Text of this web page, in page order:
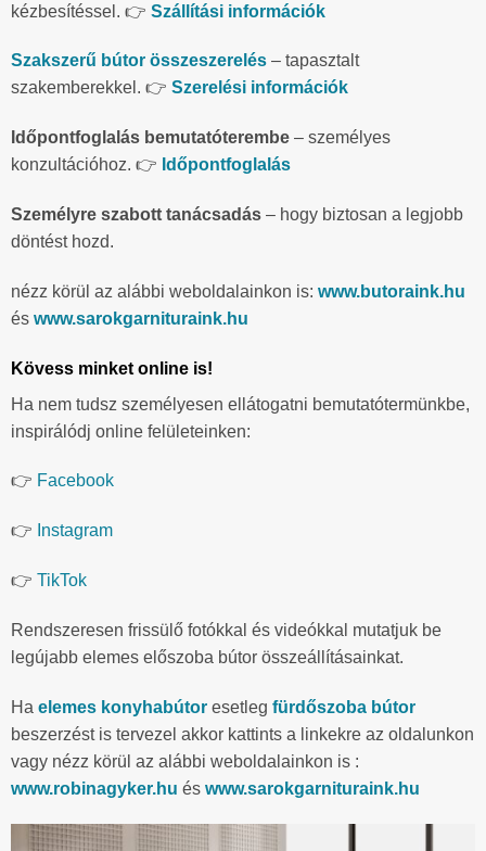
kézbesítéssel. 👉 Szállítási információk
Szakszerű bútor összeszerelés – tapasztalt
szakemberekkel. 👉 Szerelési információk
Időpontfoglalás bemutatóterembe – személyes
konzultációhoz. 👉 Időpontfoglalás
Személyre szabott tanácsadás – hogy biztosan a legjobb
döntést hozd.
nézz körül az alábbi weboldalainkon is: www.butoraink.hu
és www.sarokgarnituraink.hu
Kövess minket online is!
Ha nem tudsz személyesen ellátogatni bemutatótermünkbe,
inspirálódj online felületeinken:
👉 Facebook
👉 Instagram
👉 TikTok
Rendszeresen frissülő fotókkal és videókkal mutatjuk be
legújabb elemes előszoba bútor összeállításainkat.
Ha elemes konyhabútor esetleg fürdőszoba bútor
beszerzést is tervezel akkor kattints a linkekre az oldalunkon
vagy nézz körül az alábbi weboldalainkon is :
www.robinagyker.hu és www.sarokgarnituraink.hu